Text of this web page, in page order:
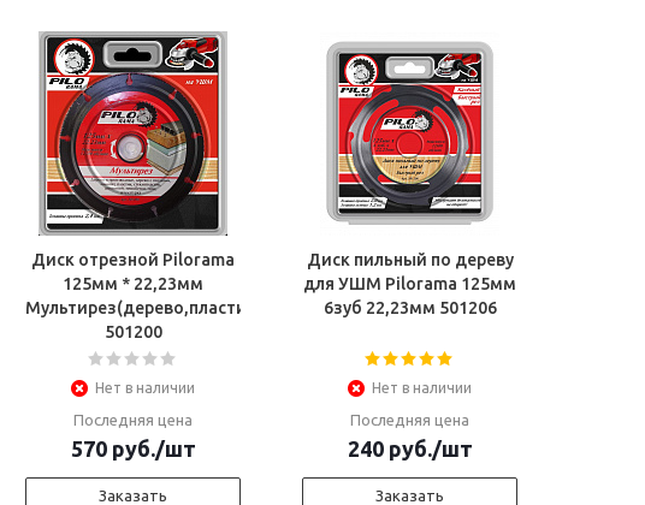
Диск отрезной Pilorama
125мм * 22,23мм
Мультирез(дерево,пластик,штукатурка,пеноблок)
501200
Нет в наличии
Последняя цена
570руб./шт
Заказать
Диск пильный по дереву
для УШМ Pilorama 125мм
6зуб 22,23мм 501206
Нет в наличии
Последняя цена
240руб./шт
Заказать